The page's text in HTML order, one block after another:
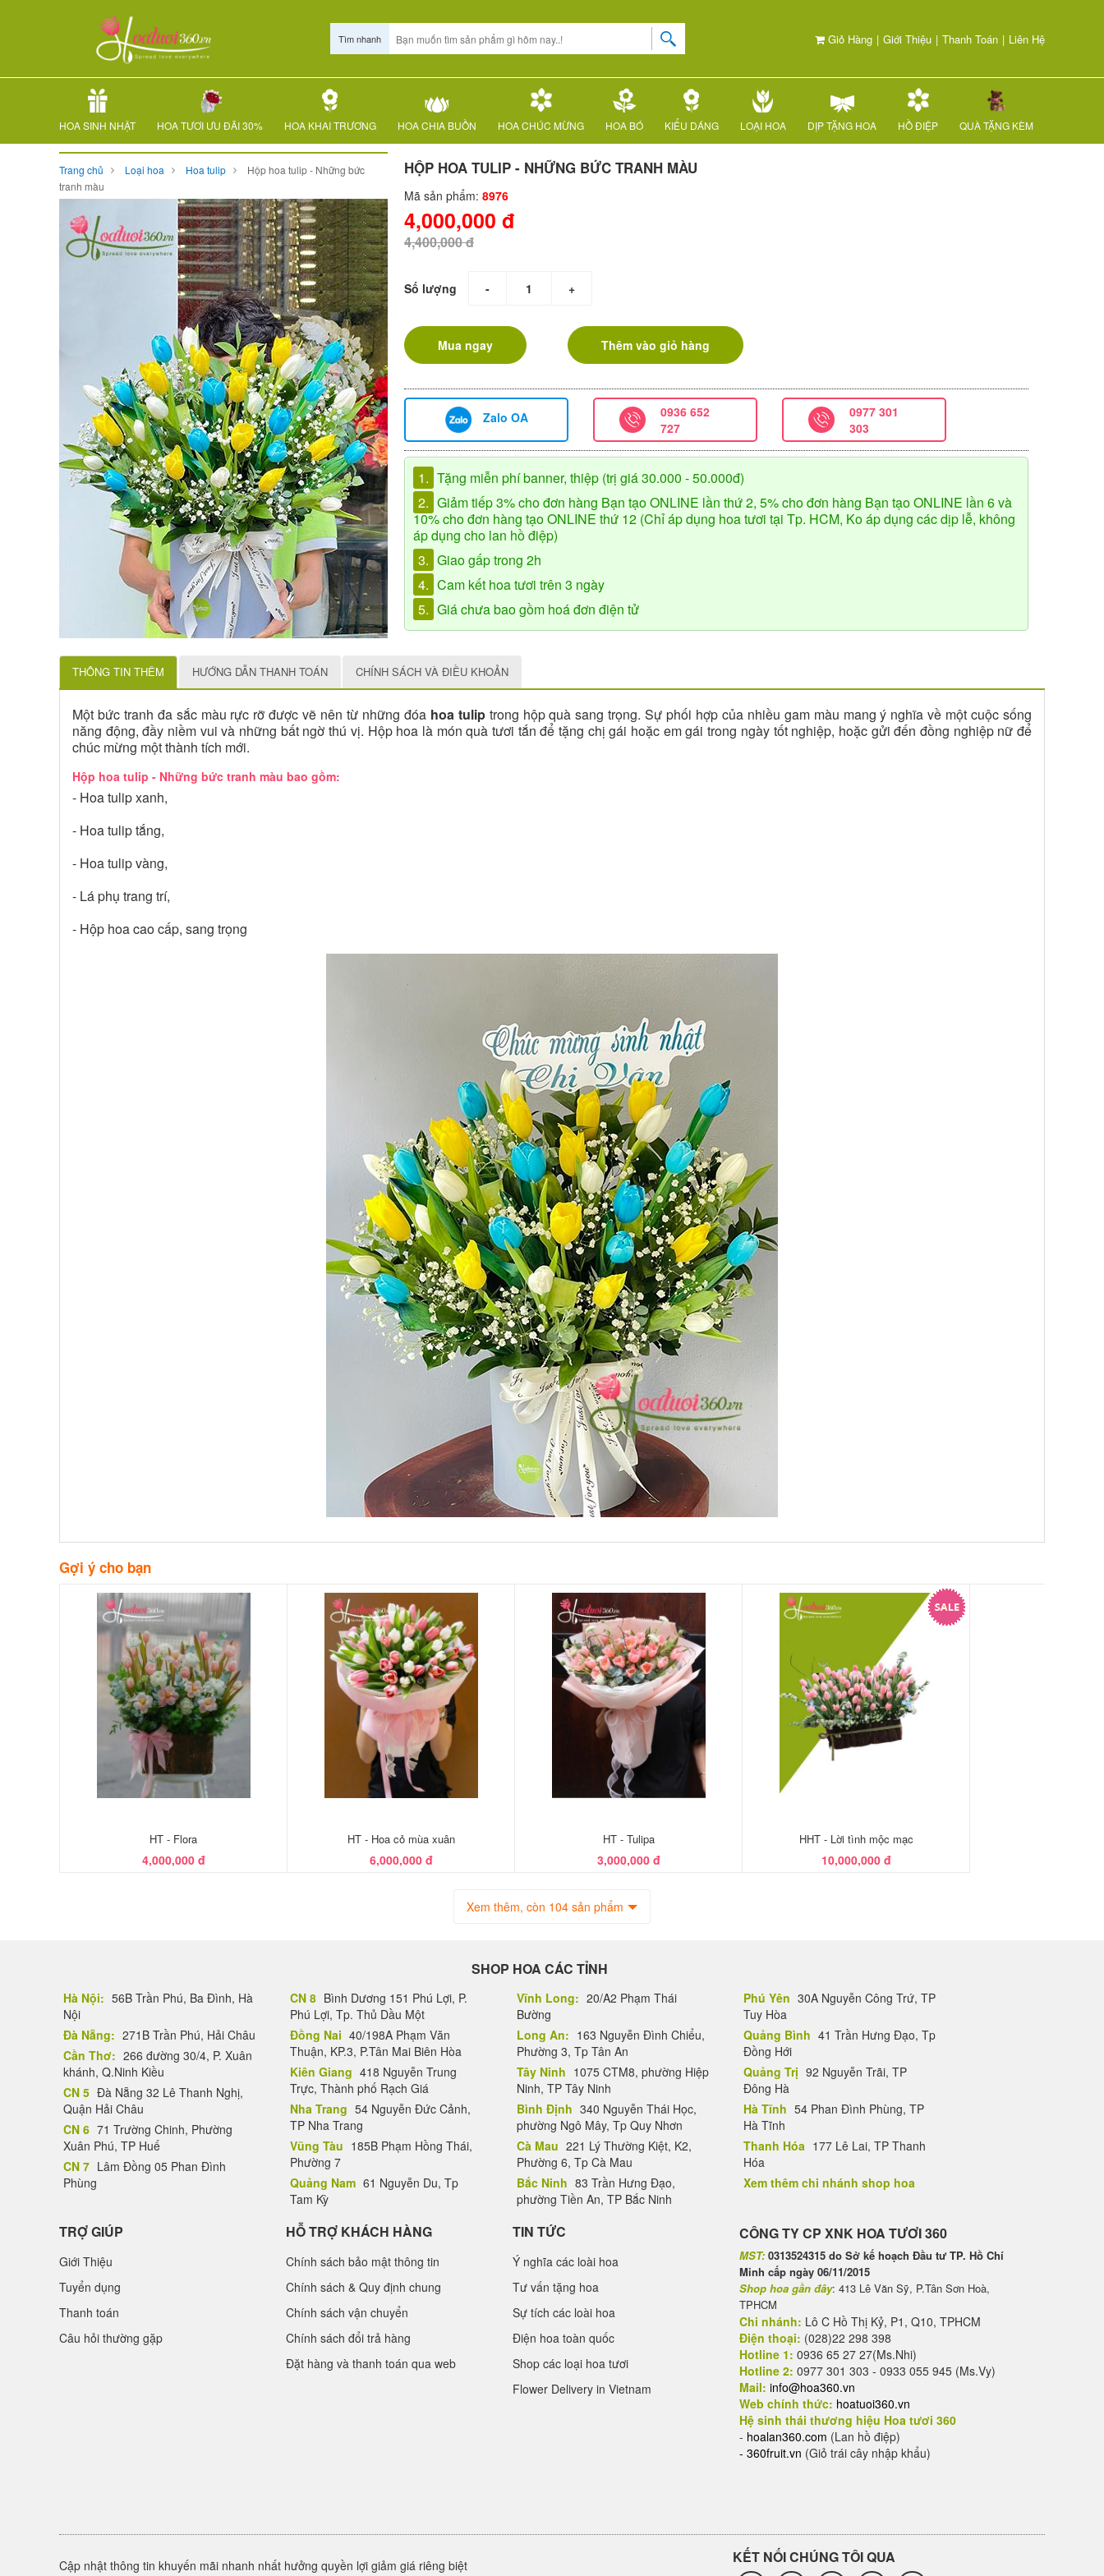
Giỏ Hàng | Giới Thiệu | Thanh Toán | Liên Hệ
Tìm nhanh
HOA SINH NHẬT HOA TƯƠI ƯU ĐÃI 30% HOA KHAI TRƯƠNG HOA CHIA BUỒN HOA CHÚC MỪNG HOA BÓ KIỂU DÁNG LOẠI HOA DỊP TẶNG HOA HỒ ĐIỆP QUÀ TẶNG KÈM
Trang chủ Loại hoa Hoa tulip
Hộp hoa tulip - Những bức
tranh màu
HỘP HOA TULIP - NHỮNG BỨC TRANH MÀU
Mã sản phẩm: 8976
4,000,000 đ
4,400,000 đ
Số lượng - +
Mua ngay Thêm vào giỏ hàng
Zalo OA
0936 652
727
0977 301
303
1. Tặng miễn phí banner, thiệp (trị giá 30.000 - 50.000đ)
2. Giảm tiếp 3% cho đơn hàng Bạn tạo ONLINE lần thứ 2, 5% cho đơn hàng Bạn tạo ONLINE lần 6 và
10% cho đơn hàng tạo ONLINE thứ 12 (Chỉ áp dụng hoa tươi tại Tp. HCM, Ko áp dụng các dịp lễ, không
áp dụng cho lan hồ điệp)
3. Giao gấp trong 2h
4. Cam kết hoa tươi trên 3 ngày
5. Giá chưa bao gồm hoá đơn điện tử
THÔNG TIN THÊM HƯỚNG DẪN THANH TOÁN CHÍNH SÁCH VÀ ĐIỀU KHOẢN
Một bức tranh đa sắc màu rực rỡ được vẽ nên từ những đóa hoa tulip trong hộp quà sang trọng. Sự phối hợp của nhiều gam màu mang ý nghĩa về một cuộc sống
năng động, đầy niềm vui và những bất ngờ thú vị. Hộp hoa là món quà tươi tắn để tặng chị gái hoặc em gái trong ngày tốt nghiệp, hoặc gửi đến đồng nghiệp nữ để
chúc mừng một thành tích mới.
Hộp hoa tulip - Những bức tranh màu bao gồm:
- Hoa tulip xanh,
- Hoa tulip tắng,
- Hoa tulip vàng,
- Lá phụ trang trí,
- Hộp hoa cao cấp, sang trọng
Gợi ý cho bạn
HT - Flora
4,000,000 đ
HT - Hoa cỏ mùa xuân
6,000,000 đ
HT - Tulipa
3,000,000 đ
HHT - Lời tình mộc mạc
10,000,000 đ
Xem thêm, còn 104 sản phẩm
SHOP HOA CÁC TỈNH
Hà Nội: 56B Trần Phú, Ba Đình, Hà
Nội
Đà Nẵng: 271B Trần Phú, Hải Châu
Cần Thơ: 266 đường 30/4, P. Xuân
khánh, Q.Ninh Kiều
CN 5 Đà Nẵng 32 Lê Thanh Nghị,
Quận Hải Châu
CN 6 71 Trường Chinh, Phường
Xuân Phú, TP Huế
CN 7 Lâm Đồng 05 Phan Đình
Phùng
CN 8 Bình Dương 151 Phú Lợi, P.
Phú Lợi, Tp. Thủ Dầu Một
Đồng Nai 40/198A Phạm Văn
Thuận, KP.3, P.Tân Mai Biên Hòa
Kiên Giang 418 Nguyễn Trung
Trực, Thành phố Rạch Giá
Nha Trang 54 Nguyễn Đức Cảnh,
TP Nha Trang
Vũng Tàu 185B Phạm Hồng Thái,
Phường 7
Quảng Nam 61 Nguyễn Du, Tp
Tam Kỳ
Vĩnh Long: 20/A2 Phạm Thái
Bường
Long An: 163 Nguyễn Đình Chiểu,
Phường 3, Tp Tân An
Tây Ninh 1075 CTM8, phường Hiệp
Ninh, TP Tây Ninh
Bình Định 340 Nguyễn Thái Học,
phường Ngô Mây, Tp Quy Nhơn
Cà Mau 221 Lý Thường Kiệt, K2,
Phường 6, Tp Cà Mau
Bắc Ninh 83 Trần Hưng Đạo,
phường Tiền An, TP Bắc Ninh
Phú Yên 30A Nguyễn Công Trứ, TP
Tuy Hòa
Quảng Bình 41 Trần Hưng Đạo, Tp
Đồng Hới
Quảng Trị 92 Nguyễn Trãi, TP
Đông Hà
Hà Tĩnh 54 Phan Đình Phùng, TP
Hà Tĩnh
Thanh Hóa 177 Lê Lai, TP Thanh
Hóa
Xem thêm chi nhánh shop hoa
TRỢ GIÚP
Giới Thiệu
Tuyển dụng
Thanh toán
Câu hỏi thường gặp
HỖ TRỢ KHÁCH HÀNG
Chính sách bảo mật thông tin
Chính sách & Quy định chung
Chính sách vận chuyển
Chính sách đổi trả hàng
Đặt hàng và thanh toán qua web
TIN TỨC
Ý nghĩa các loài hoa
Tư vấn tặng hoa
Sự tích các loài hoa
Điện hoa toàn quốc
Shop các loại hoa tươi
Flower Delivery in Vietnam
CÔNG TY CP XNK HOA TƯƠI 360
MST: 0313524315 do Sở kế hoạch Đầu tư TP. Hồ Chí
Minh cấp ngày 06/11/2015
Shop hoa gần đây: 413 Lê Văn Sỹ, P.Tân Sơn Hoà,
TPHCM
Chi nhánh: Lô C Hồ Thị Kỷ, P1, Q10, TPHCM
Điện thoại: (028)22 298 398
Hotline 1: 0936 65 27 27(Ms.Nhi)
Hotline 2: 0977 301 303 - 0933 055 945 (Ms.Vy)
Mail: info@hoa360.vn
Web chính thức: hoatuoi360.vn
Hệ sinh thái thương hiệu Hoa tươi 360
- hoalan360.com (Lan hồ điệp)
- 360fruit.vn (Giỏ trái cây nhập khẩu)
Cập nhật thông tin khuyến mãi nhanh nhất hưởng quyền lợi giảm giá riêng biệt KẾT NỐI CHÚNG TÔI QUA